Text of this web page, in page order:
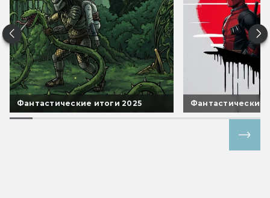
Фантастические итоги 2025 Фантастические